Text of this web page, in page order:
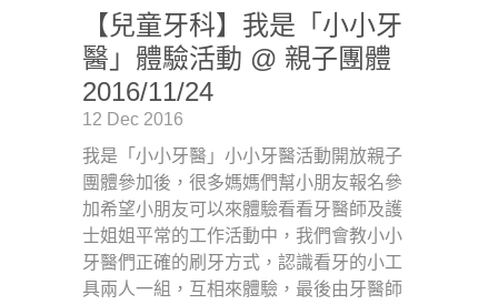
【兒童牙科】我是「小小牙
醫」體驗活動 @ 親子團體
2016/11/24
12 Dec 2016
我是「小小牙醫」小小牙醫活動開放親子
團體參加後，很多媽媽們幫小朋友報名參
加希望小朋友可以來體驗看看牙醫師及護
士姐姐平常的工作活動中，我們會教小小
牙醫們正確的刷牙方式，認識看牙的小工
具兩人一組，互相來體驗，最後由牙醫師